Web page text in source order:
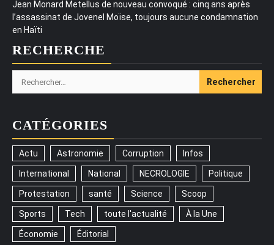
Jean Monard Metellus de nouveau convoqué : cinq ans après
l’assassinat de Jovenel Moïse, toujours aucune condamnation
en Haïti
RECHERCHE
Rechercher :
CATÉGORIES
Actu Astronomie Corruption Infos
International National NECROLOGIE Politique
Protestation santé Science Scoop
Sports Tech toute l'actualité À la Une
Économie Éditorial